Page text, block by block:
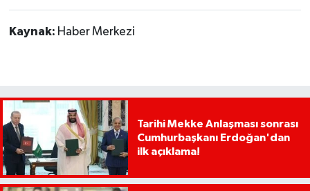
Kaynak: Haber Merkezi
Tarihi Mekke Anlaşması sonrası
Cumhurbaşkanı Erdoğan'dan
ilk açıklama!